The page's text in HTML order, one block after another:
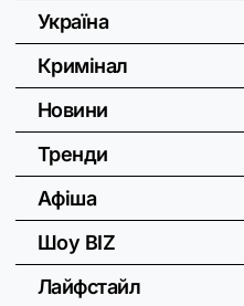
Україна
Кримінал
Новини
Тренди
Афіша
Шоу BIZ
Лайфстайл